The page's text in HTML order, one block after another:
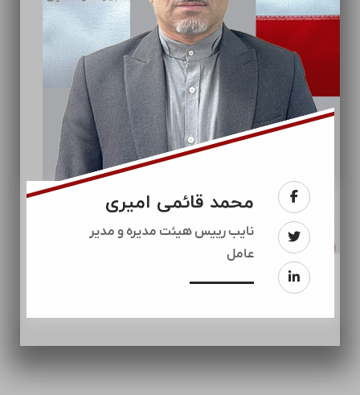
محمد قائمی امیری
نایب رییس هیئت مدیره و مدیر
عامل